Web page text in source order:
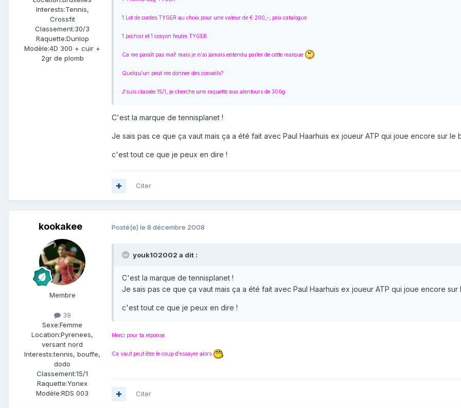
Interests:Tennis,
Crossfit
Classement:30/3
Raquette:Dunlop
Modèle:4D 300 + cuir +
2gr de plomb
1 Lot de cordes TYGER au choix pour une valeur de € 200,-, prix catalogue
1 pochoir et 1 crayon feutre TYGER
Ca me paraît pas mal! mais je n'ai jamais entendu parler de cette marque
Quelqu'un peut me donner des conseils?
J'suis classée 15/1, je cherche une raquette aux alentours de 300g.
C'est la marque de tennisplanet !
Je sais pas ce que ça vaut mais ça a été fait avec Paul Haarhuis ex joueur ATP qui joue encore sur
c'est tout ce que je peux en dire !
Citer
kookakee
Membre
39
Sexe:Femme
Location:Pyrenees,
versant nord
Interests:tennis, bouffe,
dodo
Classement:15/1
Raquette:Yonex
Modèle:RDS 003
Posté(e) le 8 décembre 2008
youk102002 a dit :
C'est la marque de tennisplanet !
Je sais pas ce que ça vaut mais ça a été fait avec Paul Haarhuis ex joueur ATP qui joue encore
c'est tout ce que je peux en dire !
Merci pour ta réponse.
Ca vaut peut être le coup d'essayer alors
Citer